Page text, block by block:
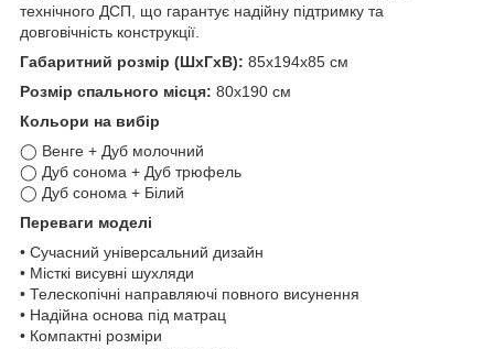
технічного ДСП, що гарантує надійну підтримку та
довговічність конструкції.
Габаритний розмір (ШхГхВ): 85х194х85 см
Розмір спального місця: 80х190 см
Кольори на вибір
◯ Венге + Дуб молочний
◯ Дуб сонома + Дуб трюфель
◯ Дуб сонома + Білий
Переваги моделі
• Сучасний універсальний дизайн
• Місткі висувні шухляди
• Телескопічні направляючі повного висунення
• Надійна основа під матрац
• Компактні розміри